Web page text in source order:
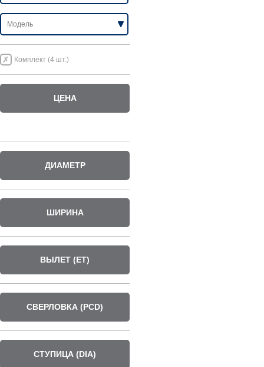
Комплект (4 шт.)
ЦЕНА
ДИАМЕТР
ШИРИНА
ВЫЛЕТ (ET)
СВЕРЛОВКА (PCD)
СТУПИЦА (DIA)